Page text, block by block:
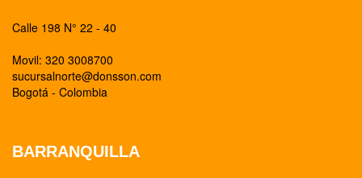
Calle 198 N° 22 - 40
Movil: 320 3008700
sucursalnorte@donsson.com
Bogotá - Colombia
BARRANQUILLA